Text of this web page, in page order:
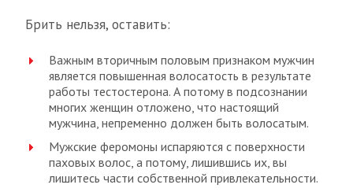
Брить нельзя, оставить:
Важным вторичным половым признаком мужчин
является повышенная волосатость в результате
работы тестостерона. А потому в подсознании
многих женщин отложено, что настоящий
мужчина, непременно должен быть волосатым.
Мужские феромоны испаряются с поверхности
паховых волос, а потому, лишившись их, вы
лишитесь части собственной привлекательности.